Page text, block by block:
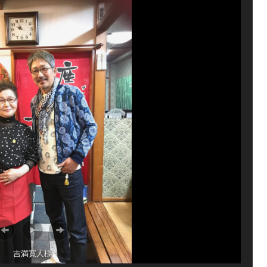
吉満寛人様